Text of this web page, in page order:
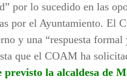
por lo sucedido en las
por el Ayuntamiento. El
y una “respuesta
que el COAM ha
previsto la alcaldesa de